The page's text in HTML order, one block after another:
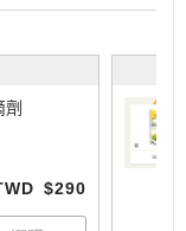
劑
$290